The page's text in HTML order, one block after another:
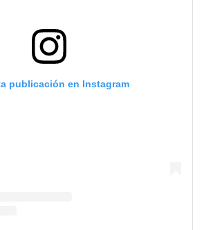
publicación en Instagram